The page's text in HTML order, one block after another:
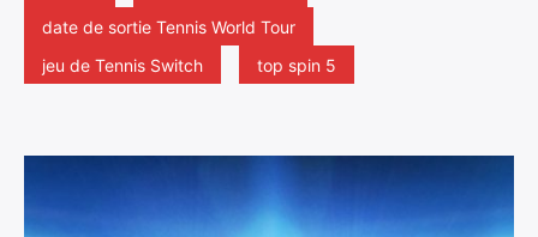
date de sortie Tennis World Tour
jeu de Tennis Switch
top spin 5